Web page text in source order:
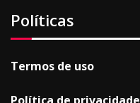
Políticas
Termos de uso
Política de privacidade